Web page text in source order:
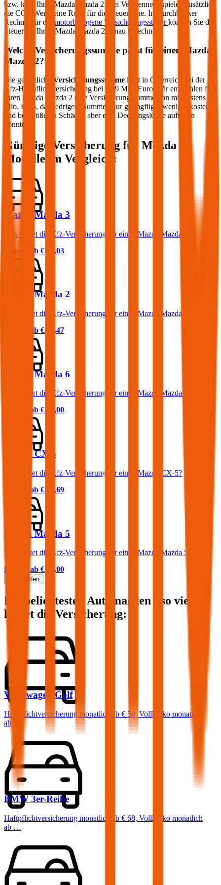
bzw. kW) Ihres Mazda Mazda 2. Bei Verbrennern spielen zusätzlich
die CO2-Werte eine Rolle für die Steuerhöhe. Im durchblicker
Rechner für die
motorbezogene Versicherungssteuerkönnen Sie die
Steuer für Ihren Mazda Mazda 2 genau berechnen.
Welche Versicherungssumme passt für einen
Mazda
Mazda 2?
Die gesetzliche Versicherungssumme liegt in Österreich bei der
Kfz-Haftpflichtversicherung bei 7,79 Mio. Euro. Wir empfehlen für
Ihren Mazda Mazda 2 eine Versicherungssumme von mindestens 20
Mio. Euro, da niedrigere Summen nur geringfügig weniger kosten
und bei größeren Schäden aber eine Deckungslücke auftreten
könnte.
Günstige Versicherung für Mazda
Modelle im Vergleich:
Mazda Mazda 3
Was kostet die Kfz-Versicherung für einen Mazda Mazda 3?
Prämie ab € 52,03
Mazda Mazda 2
Was kostet die Kfz-Versicherung für einen Mazda Mazda 2?
Prämie ab € 27,47
Mazda Mazda 6
Was kostet die Kfz-Versicherung für einen Mazda Mazda 6?
Prämie ab € 81,00
Mazda CX-5
Was kostet die Kfz-Versicherung für einen Mazda CX-5?
Prämie ab € 95,69
Mazda Mazda 5
Was kostet die Kfz-Versicherung für einen Mazda Mazda 5?
Prämie ab € 65,00
Mehr laden
Die beliebtesten Automarken - so viel
kostet die Versicherung:
Volkswagen Golf
Haftpflichtversicherung monatlich ab € 50, Vollkasko monatlich
ab …
BMW 3er-Reihe
Haftpflichtversicherung monatlich ab € 68, Vollkasko monatlich
ab …